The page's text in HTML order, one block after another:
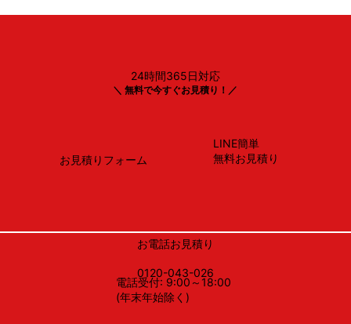
リンナイ
LINE簡単
無料お見積り
0120-043-026
お電話お見積り
電話受付: 9:00～18:00
(年末年始除く)
お見積りフォーム
＼ 無料で今すぐお見積り！／
24時間365日対応